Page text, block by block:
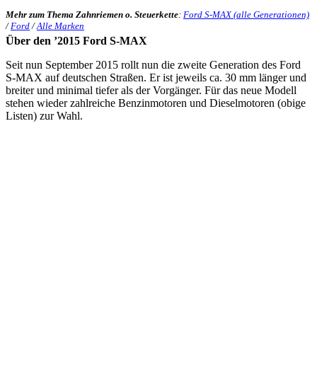
Mehr zum Thema Zahnriemen o. Steuerkette: Ford S-MAX (alle Generationen)
/Ford/Alle Marken
Über den ’2015 Ford S-MAX
Seit nun September 2015 rollt nun die zweite Generation des Ford
S-MAX auf deutschen Straßen. Er ist jeweils ca. 30 mm länger und
breiter und minimal tiefer als der Vorgänger. Für das neue Modell
stehen wieder zahlreiche Benzinmotoren und Dieselmotoren (obige
Listen) zur Wahl.